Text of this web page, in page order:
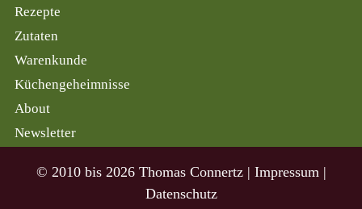
Rezepte
Zutaten
Warenkunde
Küchengeheimnisse
About
Newsletter
© 2010 bis 2026 Thomas Connertz | Impressum |
Datenschutz